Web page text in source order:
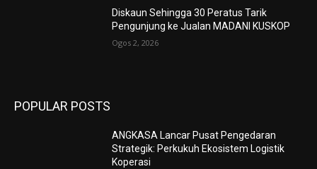
Diskaun Sehingga 30 Peratus Tarik
Pengunjung ke Jualan MADANI KUSKOP
Ogos 2, 2026
POPULAR POSTS
ANGKASA Lancar Pusat Pengedaran
Strategik: Perkukuh Ekosistem Logistik
Koperasi